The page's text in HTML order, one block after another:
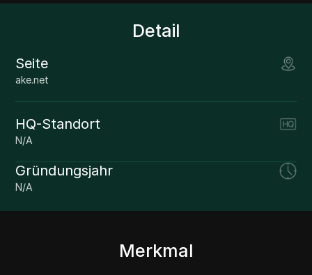
Detail
Seite
ake.net
HQ-Standort
N/A
Gründungsjahr
N/A
Merkmal